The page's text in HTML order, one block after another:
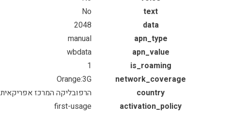
text
No
data
2048
apn_type
manual
apn_value
wbdata
is_roaming
1
network_coverage
Orange:3G
country
הרפובליקה המרכז אפריקאית
activation_policy
first-usage